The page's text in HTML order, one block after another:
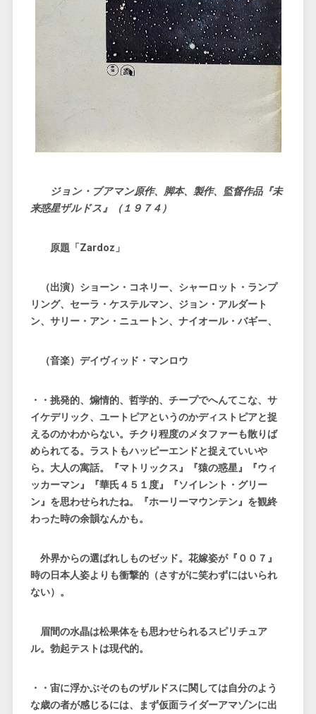
ジョン・ブアマン原作、脚本、製作、監督作品『未
来惑星ザルドス』（１９７４）
原題「Zardoz」
（出演）ショーン・コネリー、シャーロット・ランプ
リング、セーラ・ケステルマン、ジョン・アルダート
ン、サリー・アン・ニュートン、ナイオール・バギー、
（音楽）デイヴィッド・マンロウ
・・挑発的、煽情的、哲学的、チープでへんてこな、サ
イケデリック、ユートピアというのかディストピアと捉
えるのかわからない。チクり程度のメタファーも散りば
められてる。ラストもハッピーエンドと捉えていいや
ら。大人の寓話。『マトリックス』『猿の惑星』『ウィ
ッカーマン』『華氏４５１度』『ソイレント・グリー
ン』を思わせられたね。『ホーリーマウンテン』を観終
わった時の余韻なんかも。
外界からの選ばれしものゼッド。花嫁姿が『００７』
時の日本人姿よりも衝撃的（さすがに笑わずにはいられ
ない）。
眉間の水晶は松果体をも思わせられるスピリチュア
ル。勃起テストは現代的。
・・宙に浮かぶそのものザルドスに関しては自分のよう
な歳の者が感じるには、まず仮面ライダーアマゾンに出